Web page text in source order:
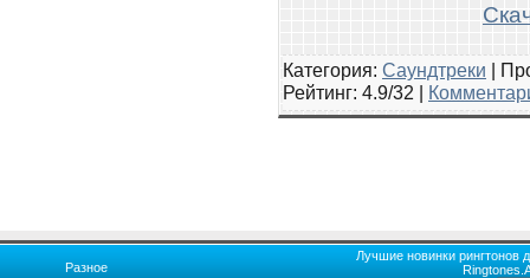
Категория: Саундтреки |
Рейтинг: 4.9/32 |
Разное
Лучшие новинки рингтонов